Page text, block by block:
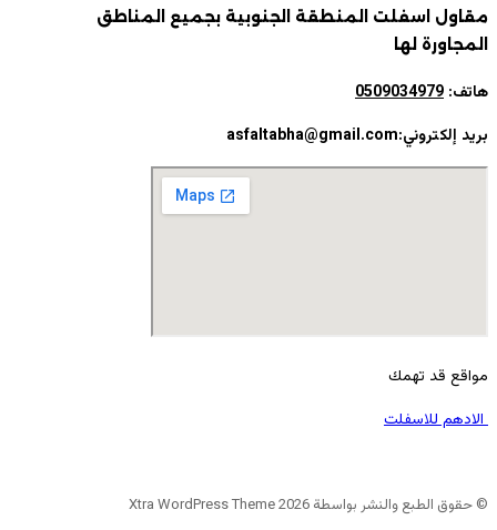
مقاول اسفلت المنطقة الجنوبية بجميع المناطق
المجاورة لها
هاتف: 0509034979
بريد إلكتروني:asfaltabha@gmail.com
مواقع قد تهمك
الادهم للاسفلت
© حقوق الطبع والنشر بواسطة Xtra WordPress Theme 2026